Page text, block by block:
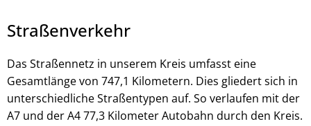
© Landkreis Hersfeld-Rotenburg
Straßenverkehr
Das Straßennetz in unserem Kreis umfasst eine
Gesamtlänge von 747,1 Kilometern. Dies gliedert sich in
unterschiedliche Straßentypen auf. So verlaufen mit der
A7 und der A4 77,3 Kilometer Autobahn durch den Kreis.